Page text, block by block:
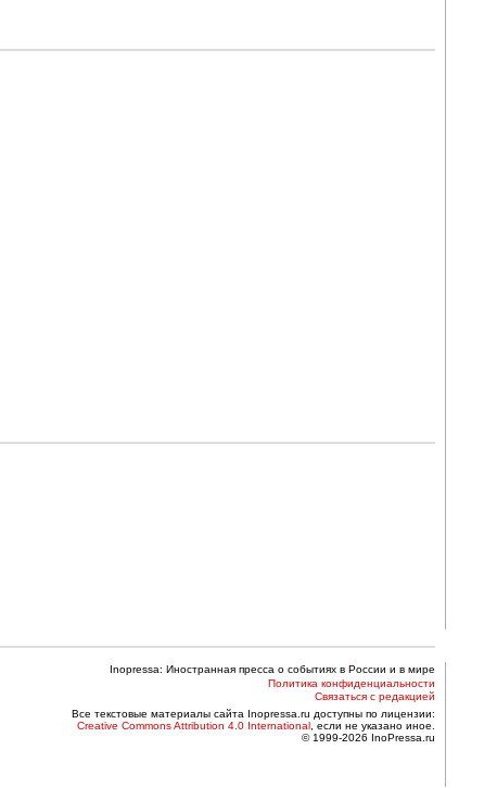
Inopressa: Иностранная пресса о событиях в России и в мире
Политика конфиденциальности
Связаться с редакцией
Все текстовые материалы сайта Inopressa.ru доступны по лицензии:
Creative Commons Attribution 4.0 International , если не указано иное.
© 1999-2026 InoPressa.ru